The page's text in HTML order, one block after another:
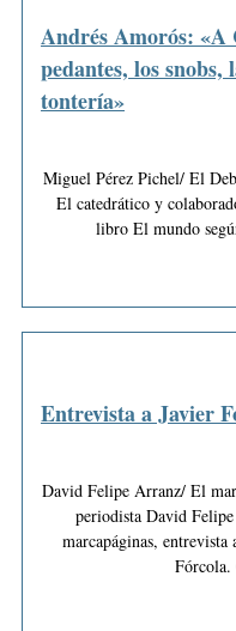
Andrés Amorós: «A
pedantes, los
tontería»
Miguel Pérez Pichel/ El
El catedrático y
libro El mundo
Entrevista a Javier
David Felipe Arranz/ El
periodista David
marcapáginas,
Fórcola.